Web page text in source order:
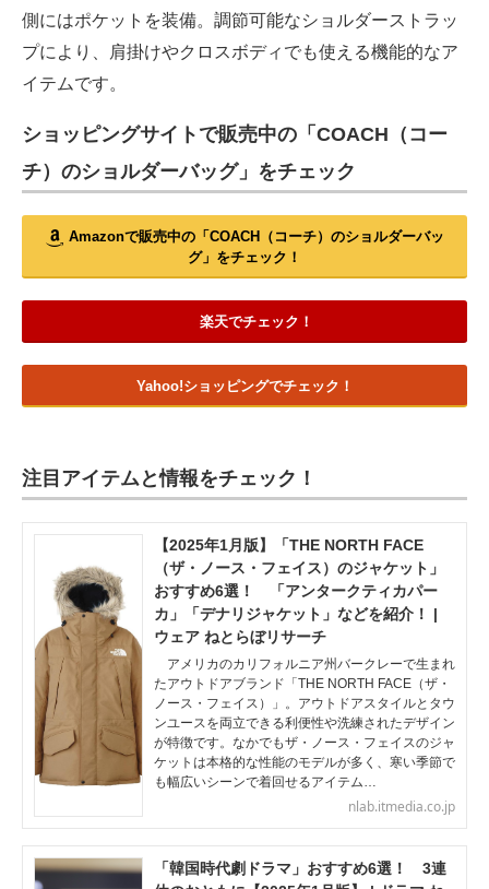
側にはポケットを装備。調節可能なショルダーストラッ
プにより、肩掛けやクロスボディでも使える機能的なア
イテムです。
ショッピングサイトで販売中の「COACH（コー
チ）のショルダーバッグ」をチェック
Amazonで販売中の「COACH（コーチ）のショルダーバッ
グ」をチェック！
楽天でチェック！
Yahoo!ショッピングでチェック！
注目アイテムと情報をチェック！
【2025年1月版】「THE NORTH FACE
（ザ・ノース・フェイス）のジャケット」
おすすめ6選！ 「アンタークティカパー
カ」「デナリジャケット」などを紹介！ |
ウェア ねとらぼリサーチ
アメリカのカリフォルニア州バークレーで生まれ
たアウトドアブランド「THE NORTH FACE（ザ・
ノース・フェイス）」。アウトドアスタイルとタウ
ンユースを両立できる利便性や洗練されたデザイン
が特徴です。なかでもザ・ノース・フェイスのジャ
ケットは本格的な性能のモデルが多く、寒い季節で
も幅広いシーンで着回せるアイテム…
nlab.itmedia.co.jp
「韓国時代劇ドラマ」おすすめ6選！ 3連